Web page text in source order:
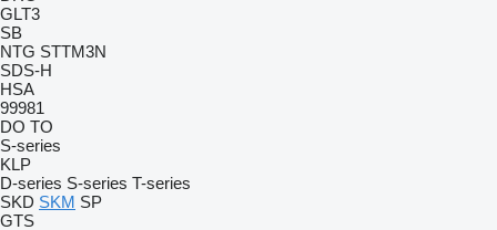
GLT3
SB
NTG STTM3N
SDS-H
HSA
99981
DO TO
S-series
KLP
D-series S-series T-series
SKD SKM SP
GTS